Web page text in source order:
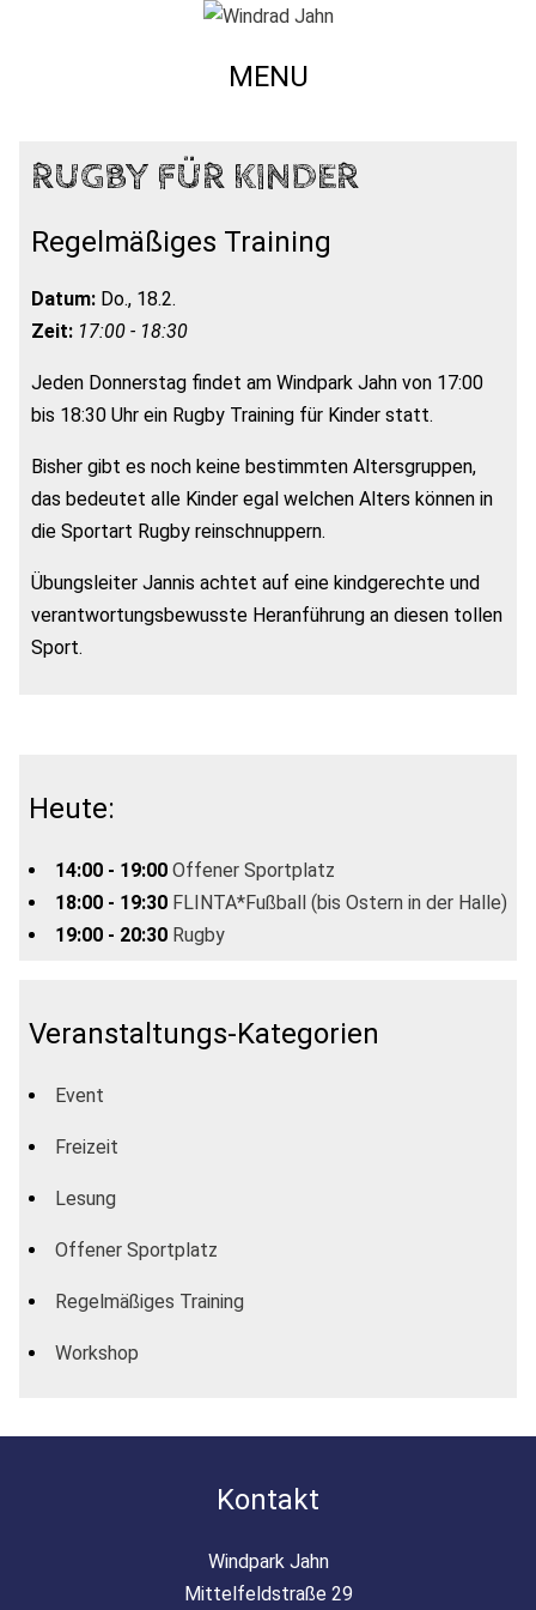
MENU
RUGBY FÜR KINDER
Regelmäßiges Training
Datum: Do., 18.2.
Zeit: 17:00 - 18:30
Jeden Donnerstag findet am Windpark Jahn von 17:00
bis 18:30 Uhr ein Rugby Training für Kinder statt.
Bisher gibt es noch keine bestimmten Altersgruppen,
das bedeutet alle Kinder egal welchen Alters können in
die Sportart Rugby reinschnuppern.
Übungsleiter Jannis achtet auf eine kindgerechte und
verantwortungsbewusste Heranführung an diesen tollen
Sport.
Heute:
14:00 - 19:00 Offener Sportplatz
18:00 - 19:30 FLINTA*Fußball (bis Ostern in der Halle)
19:00 - 20:30 Rugby
Veranstaltungs-Kategorien
Event
Freizeit
Lesung
Offener Sportplatz
Regelmäßiges Training
Workshop
Kontakt
Windpark Jahn
Mittelfeldstraße 29